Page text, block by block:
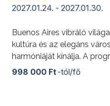
2027.01.24. - 2027.01.30.
Buenos Aires vibráló
kultúra és az elegáns
harmóniáját kínálja. A
a város legismertebb
negyedeivel és gazdag
998 000 Ft -tól/fő